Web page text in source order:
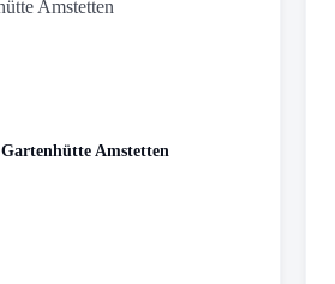
Gartenhütte Amstetten